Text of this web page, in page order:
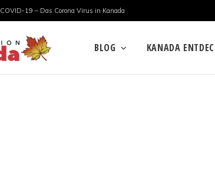
COVID-19 – Das Corona Virus in Kanada
BLOG KANADA